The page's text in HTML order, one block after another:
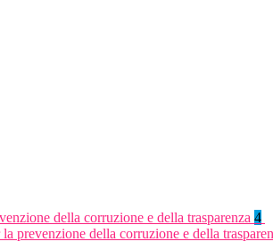
della corruzione e della trasparenza 4
prevenzione della corruzione e della